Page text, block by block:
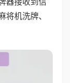
机洗牌、